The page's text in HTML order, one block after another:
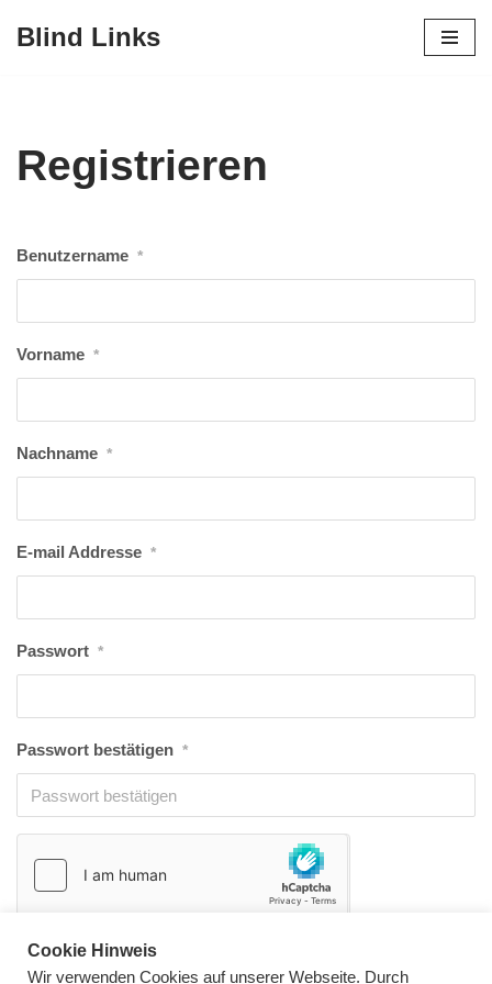
Blind Links
Registrieren
Benutzername *
Vorname *
Nachname *
E-mail Addresse *
Passwort *
Passwort bestätigen *
Anmelden
Cookie Hinweis
Wir verwenden Cookies auf unserer Webseite. Durch